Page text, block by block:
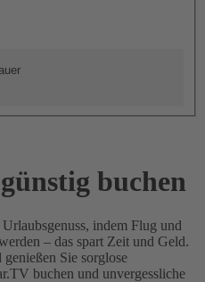
buchen
indem Flug und
– das spart Zeit und Geld.
Sie sorglose
buchen und unvergessliche